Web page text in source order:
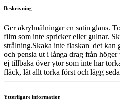
Beskrivning
Ger akrylmålningar en satin glans.
film som inte spricker eller gulnar.
strålning.Skaka inte flaskan, det
och pensla ut i långa drag från
ej tillbaka över ytor som inte har
fläck, låt allt torka först och lägg
Ytterligare information